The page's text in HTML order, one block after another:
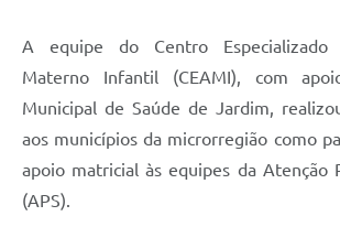
A equipe do Centro Especializado
Materno Infantil (CEAMI), com
Municipal de Saúde de Jardim,
aos municípios da microrregião como
apoio matricial às equipes da Atenção
(APS).